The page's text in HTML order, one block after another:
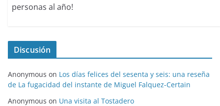
personas al año!
Discusión
Anonymous on Los días felices del sesenta y seis: una reseña
de La fugacidad del instante de Miguel Falquez-Certain
Anonymous on Una visita al Tostadero